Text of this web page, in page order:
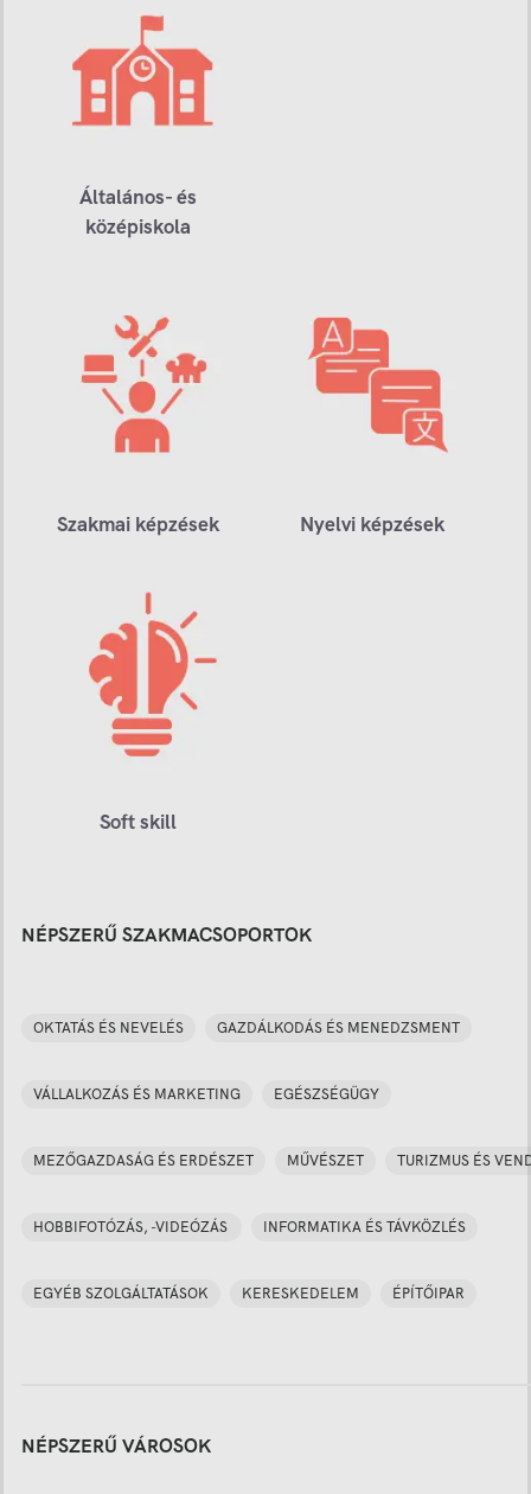
Általános- és
középiskola
Szakmai képzések Nyelvi képzések
Soft skill
NÉPSZERŰ SZAKMACSOPORTOK
OKTATÁS ÉS NEVELÉS GAZDÁLKODÁS ÉS MENEDZSMENT
VÁLLALKOZÁS ÉS MARKETING EGÉSZSÉGÜGY
MEZŐGAZDASÁG ÉS ERDÉSZET MŰVÉSZET TURIZMUS ÉS
HOBBIFOTÓZÁS, -VIDEÓZÁS INFORMATIKA ÉS TÁVKÖZLÉS
EGYÉB SZOLGÁLTATÁSOK KERESKEDELEM ÉPÍTŐIPAR
NÉPSZERŰ VÁROSOK